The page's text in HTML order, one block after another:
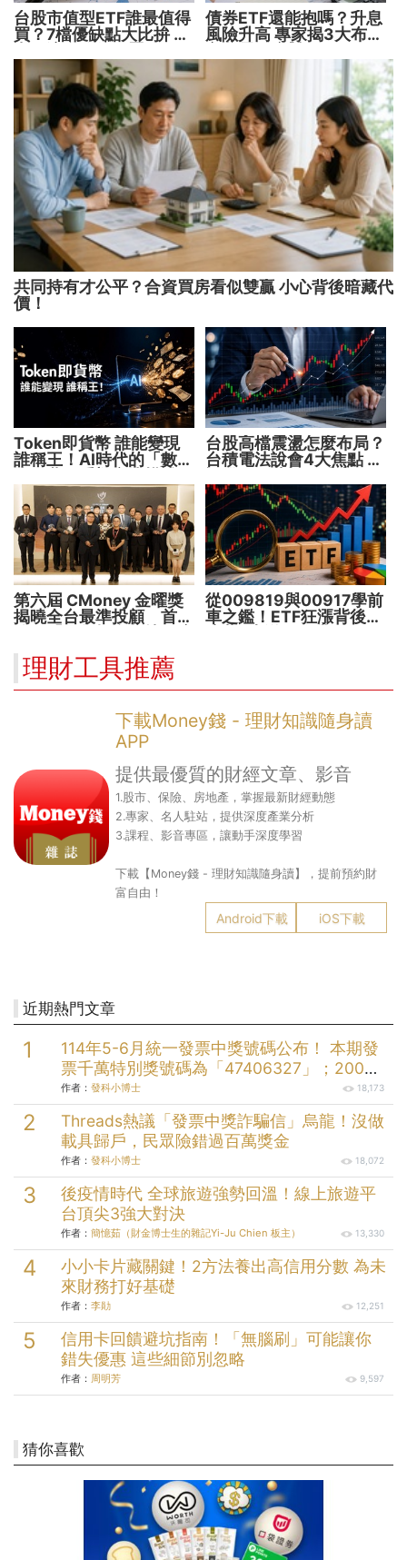
台股市值型ETF誰最值得
買？7檔優缺點大比拚 找
債券ETF還能抱嗎？升息
風險升高 專家揭3大布局
共同持有才公平？合資買房看似雙贏 小心背後暗藏代
價！
Token即貨幣 誰能變現
誰稱王！AI時代的「數位
台股高檔震盪怎麼布局？
台積電法說會4大焦點 AI
第六屆 CMoney 金曜獎
揭曉全台最準投顧 首度
用 助攻投顧、投信打造
下一代
從009819與00917學前
車之鑑！ETF狂漲背後
理財工具推薦
下載Money錢 - 理財知識隨身讀
APP
提供最優質的財經文章、影音
1.股市、保險、房地產，掌握最新財經動態
2.專家、名人駐站，提供深度產業分析
3.課程、影音專區，讓動手深度學習
下載【Money錢 - 理財知識隨身讀】，提前預約財
富自由！
Android下載 iOS下載
近期熱門文章
114年5-6月統一發票中獎號碼公布！ 本期發
票千萬特別獎號碼為「47406327」；200萬
元特獎號碼為「05579058」；三組20萬元
頭獎分別為「49912232」、
「73145004」、「99174704」。
作者： 發科小博士 18,173
Threads熱議「發票中獎詐騙信」烏龍！沒做
載具歸戶，民眾險錯過百萬獎金
作者： 發科小博士 18,072
後疫情時代 全球旅遊強勢回溫！線上旅遊平
台頂尖3強大對決
作者： 簡憶茹（財金博士生的雜記Yi-Ju Chien 板主） 13,330
小小卡片藏關鍵！2方法養出高信用分數 為未
來財務打好基礎
作者： 李勛 12,251
信用卡回饋避坑指南！「無腦刷」可能讓你
錯失優惠 這些細節別忽略
作者： 周明芳 9,597
猜你喜歡